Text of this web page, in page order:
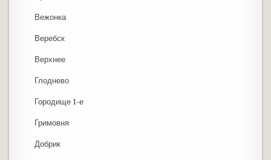
Вежонка
Веребск
Верхнее
Глоднево
Городище 1-е
Гримовня
Добрик